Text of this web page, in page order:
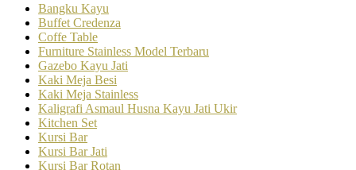
Bangku Kayu
Buffet Credenza
Coffe Table
Furniture Stainless Model Terbaru
Gazebo Kayu Jati
Kaki Meja Besi
Kaki Meja Stainless
Kaligrafi Asmaul Husna Kayu Jati Ukir
Kitchen Set
Kursi Bar
Kursi Bar Jati
Kursi Bar Rotan